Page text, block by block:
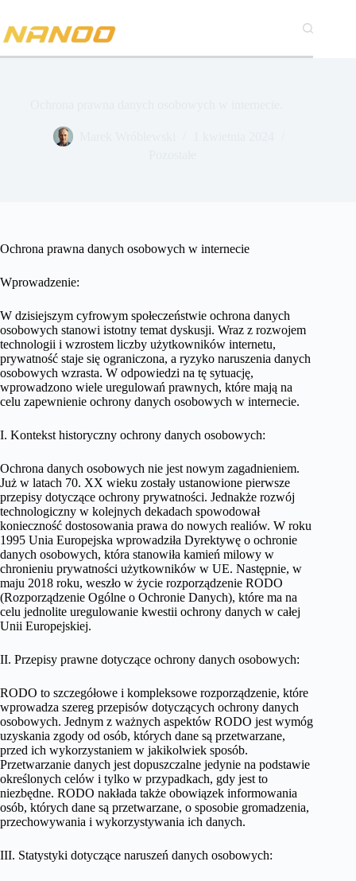
treści
Ochrona prawna danych osobowych w internecie
Wprowadzenie:
W dzisiejszym cyfrowym społeczeństwie ochrona danych
osobowych stanowi istotny temat dyskusji. Wraz z rozwojem
technologii i wzrostem liczby użytkowników internetu,
prywatność staje się ograniczona, a ryzyko naruszenia danych
osobowych wzrasta. W odpowiedzi na tę sytuację,
wprowadzono wiele uregulowań prawnych, które mają na
celu zapewnienie ochrony danych osobowych w internecie.
I. Kontekst historyczny ochrony danych osobowych:
Ochrona danych osobowych nie jest nowym zagadnieniem.
Już w latach 70. XX wieku zostały ustanowione pierwsze
przepisy dotyczące ochrony prywatności. Jednakże rozwój
technologiczny w kolejnych dekadach spowodował
konieczność dostosowania prawa do nowych realiów. W roku
1995 Unia Europejska wprowadziła Dyrektywę o ochronie
danych osobowych, która stanowiła kamień milowy w
chronieniu prywatności użytkowników w UE. Następnie, w
maju 2018 roku, weszło w życie rozporządzenie RODO
(Rozporządzenie Ogólne o Ochronie Danych), które ma na
celu jednolite uregulowanie kwestii ochrony danych w całej
Unii Europejskiej.
II. Przepisy prawne dotyczące ochrony danych osobowych:
RODO to szczegółowe i kompleksowe rozporządzenie, które
wprowadza szereg przepisów dotyczących ochrony danych
osobowych. Jednym z ważnych aspektów RODO jest wymóg
uzyskania zgody od osób, których dane są przetwarzane,
przed ich wykorzystaniem w jakikolwiek sposób.
Przetwarzanie danych jest dopuszczalne jedynie na podstawie
określonych celów i tylko w przypadkach, gdy jest to
niezbędne. RODO nakłada także obowiązek informowania
osób, których dane są przetwarzane, o sposobie gromadzenia,
przechowywania i wykorzystywania ich danych.
III. Statystyki dotyczące naruszeń danych osobowych: